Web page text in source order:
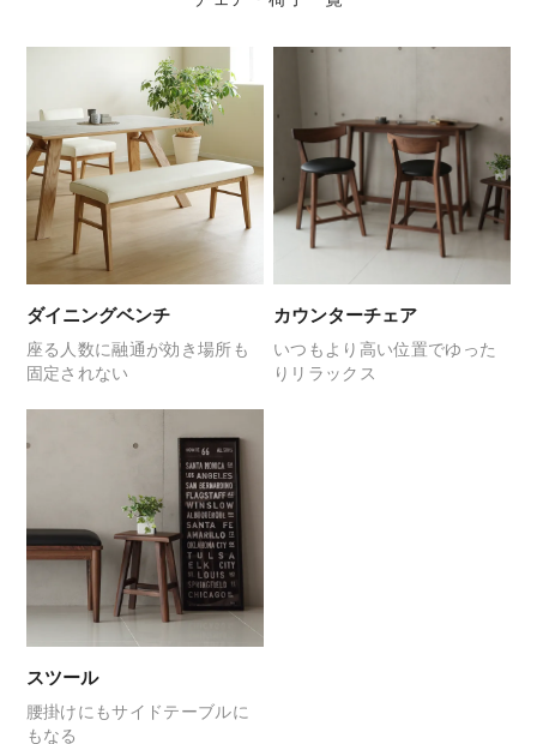
ダイニングベンチ
座る人数に融通が効き場所も
固定されない
カウンターチェア
いつもより高い位置でゆった
りリラックス
スツール
腰掛けにもサイドテーブルに
もなる